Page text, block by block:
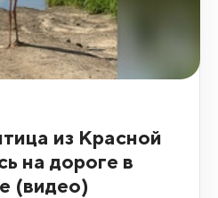
из Красной
на дороге в
(видео)